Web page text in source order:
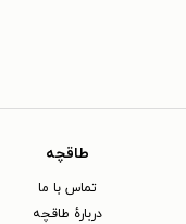
طاقچه
تماس با ما
دربارهٔ طاقچه